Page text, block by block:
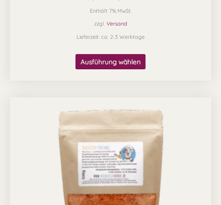
Enthält 7% MwSt.
zzgl. Versand
Lieferzeit: ca. 2-3 Werktage
Ausführung wählen